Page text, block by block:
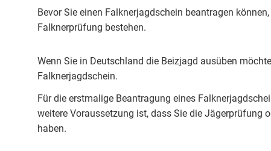
Bevor Sie einen Falknerjagdschein beantragen
Falknerprüfung bestehen.
Wenn Sie in Deutschland die Beizjagd ausüben
Falknerjagdschein.
Für die erstmalige Beantragung eines
weitere Voraussetzung ist, dass Sie die Jägerprüfung
haben.